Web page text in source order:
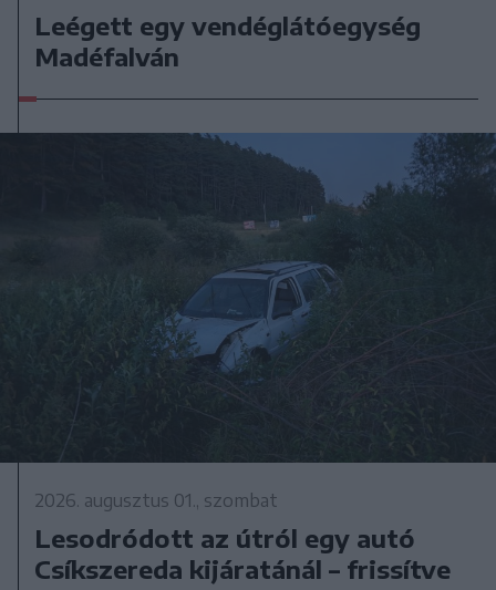
Leégett egy vendéglátóegység
Madéfalván
2026. augusztus 01., szombat
Lesodródott az útról egy autó
Csíkszereda kijáratánál – frissítve